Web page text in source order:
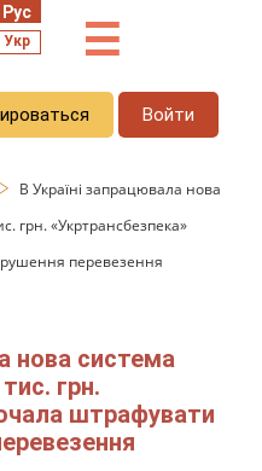
Рус
Укр ☰
Войти
В Україні запрацювала нова
грн. «Укртрансбезпека»
перевезення
нова система
грн.
штрафувати